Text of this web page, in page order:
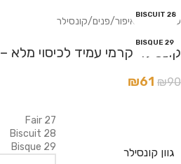
28 BISCUIT
29 BISQUE
עמוד הבית איפור/פנים/קונסילר
קונסילר קרמי עמיד לכיסוי מלא – GA-DE LONGEVITY
₪90
₪61
גוון קונסילר
27 Fair
28 Biscuit
29 Bisque